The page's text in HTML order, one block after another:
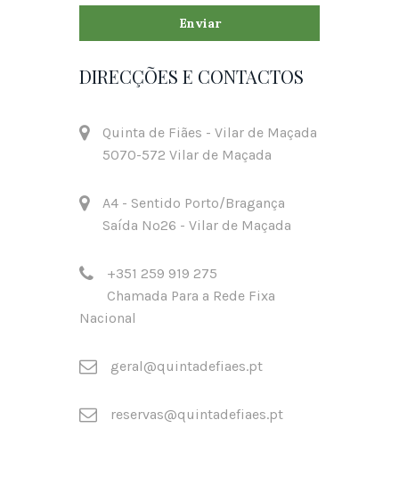
DIRECÇÕES E CONTACTOS
Quinta de Fiães - Vilar de Maçada
5070-572 Vilar de Maçada
A4 - Sentido Porto/Bragança
Saída Nº26 - Vilar de Maçada
+351 259 919 275
Chamada Para a Rede Fixa
Nacional
geral@quintadefiaes.pt
reservas@quintadefiaes.pt